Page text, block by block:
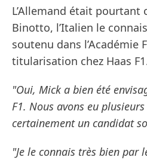
L’Allemand était pourtant
Binotto, l’Italien le
soutenu dans l’Académie
titularisation chez Haas
"Oui, Mick a bien été
F1. Nous avons eu
certainement un candidat
"Je le connais très bien par